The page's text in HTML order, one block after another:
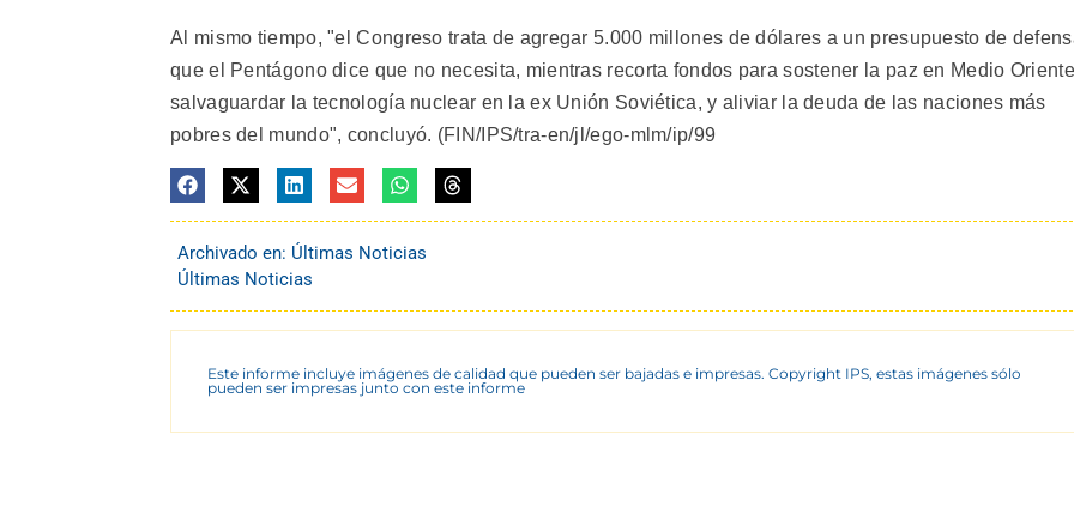
Al mismo tiempo, "el Congreso trata de agregar 5.000 millones de dólares a un presupuesto de
que el Pentágono dice que no necesita, mientras recorta fondos para sostener la paz en Medio
salvaguardar la tecnología nuclear en la ex Unión Soviética, y aliviar la deuda de las naciones más
pobres del mundo", concluyó. (FIN/IPS/tra-en/jl/ego-mlm/ip/99
Archivado en: Últimas Noticias
Últimas Noticias
Este informe incluye imágenes de calidad que pueden ser bajadas e impresas. Copyright IPS, estas imágenes sólo
pueden ser impresas junto con este informe